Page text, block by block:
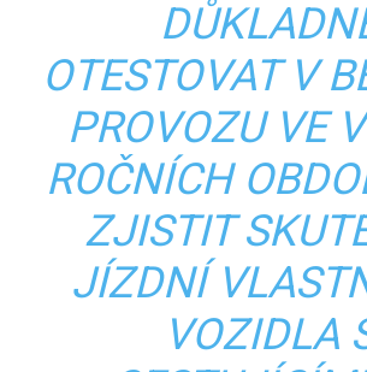
OTESTOVAT V
PROVOZU VE
ROČNÍCH
ZJISTIT
JÍZDNÍ
VOZIDLA